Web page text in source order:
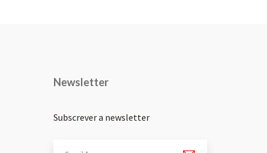
Newsletter
Subscrever a newsletter